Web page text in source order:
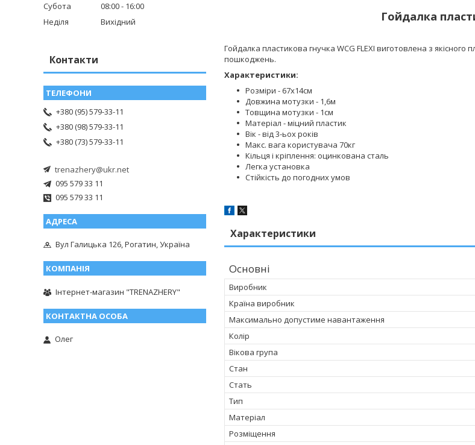
Гойдалка
Гойдалка пластикова гнучка WCG FLEXI виготовлена з якісного
пошкоджень.
Характеристики:
Розміри - 67х14см
Довжина мотузки - 1,6м
Товщина мотузки - 1см
Матеріал - міцний пластик
Вік - від 3-ьох років
Макс. вага користувача 70кг
Кільця і ​​кріплення: оцинкована сталь
Легка установка
Стійкість до погодних умов
Характеристики
Основні
Виробник
Країна виробник
Максимально допустиме навантаження
Колір
Вікова група
Стан
Стать
Тип
Матеріал
Розміщення
Субота
08:00
16:00
Неділя
Вихідний
Контакти
+380 (95) 579-33-11
+380 (98) 579-33-11
+380 (73) 579-33-11
trenazhery@ukr.net
095 579 33 11
095 579 33 11
Вул Галицька 126, Рогатин, Україна
Інтернет-магазин "TRENAZHERY"
Олег